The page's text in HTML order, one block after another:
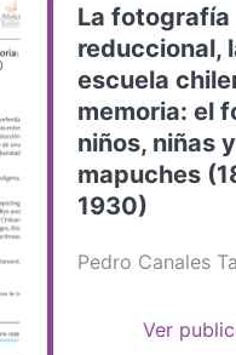
La fotografía
reduccional,
escuela
memoria: el
niños, niñas
mapuches
1930)
Pedro Canales
Ver